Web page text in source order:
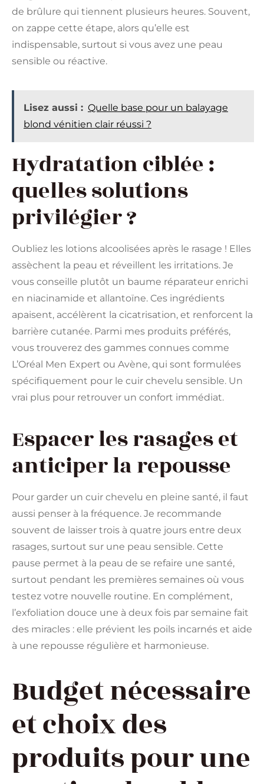
de brûlure qui tiennent plusieurs heures. Souvent,
on zappe cette étape, alors qu’elle est
indispensable, surtout si vous avez une peau
sensible ou réactive.
Lisez aussi : Quelle base pour un balayage
blond vénitien clair réussi ?
Hydratation ciblée :
quelles solutions
privilégier ?
Oubliez les lotions alcoolisées après le rasage ! Elles
assèchent la peau et réveillent les irritations. Je
vous conseille plutôt un baume réparateur enrichi
en niacinamide et allantoïne. Ces ingrédients
apaisent, accélèrent la cicatrisation, et renforcent la
barrière cutanée. Parmi mes produits préférés,
vous trouverez des gammes connues comme
L’Oréal Men Expert ou Avène, qui sont formulées
spécifiquement pour le cuir chevelu sensible. Un
vrai plus pour retrouver un confort immédiat.
Espacer les rasages et
anticiper la repousse
Pour garder un cuir chevelu en pleine santé, il faut
aussi penser à la fréquence. Je recommande
souvent de laisser trois à quatre jours entre deux
rasages, surtout sur une peau sensible. Cette
pause permet à la peau de se refaire une santé,
surtout pendant les premières semaines où vous
testez votre nouvelle routine. En complément,
l’exfoliation douce une à deux fois par semaine fait
des miracles : elle prévient les poils incarnés et aide
à une repousse régulière et harmonieuse.
Budget nécessaire
et choix des
produits pour une